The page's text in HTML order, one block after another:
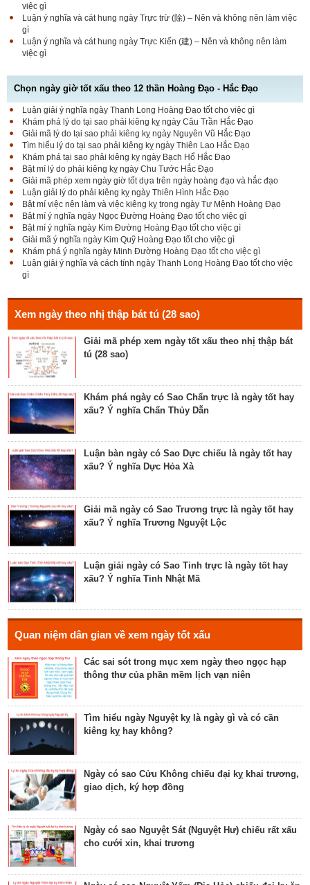
việc gì
Luận ý nghĩa và cát hung ngày Trực trừ (除) – Nên và không nên làm việc
gì
Luận ý nghĩa và cát hung ngày Trực Kiến (建) – Nên và không nên làm
việc gì
Chọn ngày giờ tốt xấu theo 12 thần Hoàng Đạo - Hắc Đạo
Luận giải ý nghĩa ngày Thanh Long Hoàng Đạo tốt cho việc gì
Khám phá lý do tại sao phải kiêng kỵ ngày Câu Trần Hắc Đạo
Giải mã lý do tại sao phải kiêng kỵ ngày Nguyên Vũ Hắc Đạo
Tìm hiểu lý do tại sao phải kiêng kỵ ngày Thiên Lao Hắc Đạo
Khám phá tại sao phải kiêng kỵ ngày Bạch Hổ Hắc Đạo
Bật mí lý do phải kiêng kỵ ngày Chu Tước Hắc Đạo
Giải mã phép xem ngày giờ tốt dựa trên ngày hoàng đạo và hắc đạo
Luận giải lý do phải kiêng kỵ ngày Thiên Hình Hắc Đạo
Bật mí việc nên làm và việc kiêng kỵ trong ngày Tư Mệnh Hoàng Đạo
Bật mí ý nghĩa ngày Ngọc Đường Hoàng Đạo tốt cho việc gì
Bật mí ý nghĩa ngày Kim Đường Hoàng Đạo tốt cho việc gì
Giải mã ý nghĩa ngày Kim Quỹ Hoàng Đạo tốt cho việc gì
Khám phá ý nghĩa ngày Minh Đường Hoàng Đạo tốt cho việc gì
Luận giải ý nghĩa và cách tính ngày Thanh Long Hoàng Đạo tốt cho việc
gì
Xem ngày theo nhị thập bát tú (28 sao)
Luận bàn Sao Phòng tốt hay xấu – Tính chất và ý
nghĩa Phòng Nhật Thố
Bật mí Sao Đê tốt hay xấu – Tính chất và ý nghĩa
Đê Thổ Lạc
Giải mã Sao Cang tốt hay xấu – Tính chất và ý
nghĩa Cang Kim long
nghĩa Giác Mộc Giao
Giải mã phép xem ngày tốt xấu theo nhị thập bát
tú (28 sao)
Khám phá ngày có Sao Chẩn trực là ngày tốt hay
xấu? Ý nghĩa Chẩn Thủy Dẫn
Luận bàn ngày có Sao Dực chiếu là ngày tốt hay
xấu? Ý nghĩa Dực Hỏa Xà
Giải mã ngày có Sao Trương trực là ngày tốt hay
xấu? Ý nghĩa Trương Nguyệt Lộc
Luận giải ngày có Sao Tinh trực là ngày tốt hay
xấu? Ý nghĩa Tinh Nhật Mã
Hé lộ ngày có Sao Liễu trực là ngày tốt hay xấu? Ý
nghĩa Liễu Thổ Chương
Luận bàn ngày có Sao Quỷ chiếu là ngày tốt hay
Bật mí ngày có Sao Tỉnh chiếu là ngày tốt hay
Giải mã ngày có Sao Sâm chiếu là ngày tốt hay
Khám phá ngày có Sao Chủy là ngày tốt hay ngày
Quan niệm dân gian về xem ngày tốt xấu
hôn nhân, xuất hành, chữa bệnh
phúc, cầu tự, cầu thọ, cầu tài lộc
lễ cưới, khởi công, tu tạo nhà cửa
cho tế lễ, cầu phúc
cho xuất hành, giao dịch, cầu tài lộc
Các sai sót trong mục xem ngày theo ngọc hạp
thông thư của phần mềm lịch vạn niên
Tìm hiểu ngày Nguyệt kỵ là ngày gì và có cần
kiêng kỵ hay không?
Ngày có sao Cửu Không chiếu đại kỵ khai trương,
giao dịch, ký hợp đồng
Ngày có sao Nguyệt Sát (Nguyệt Hư) chiếu rất xấu
cho cưới xin, khai trương